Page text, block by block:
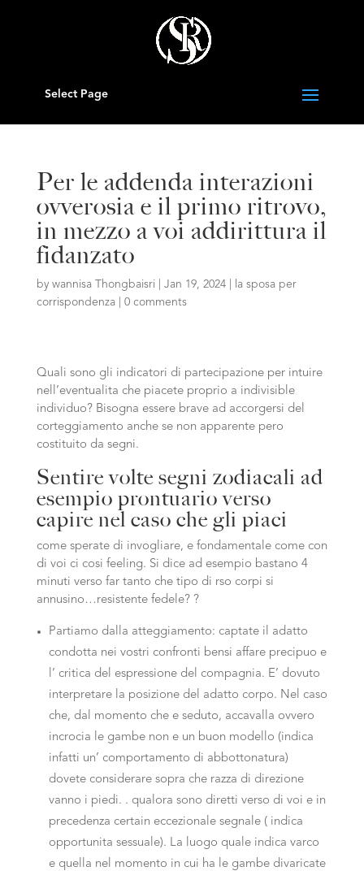
Select Page
Per le addenda interazioni
ovverosia e il primo ritrovo,
in mezzo a voi addirittura il
fidanzato
by wannisa Thongbaisri Jan 19, 2024|
la sposa per
corrispondenza| 0 comments
Quali sono gli indicatori di partecipazione per intuire
nell’eventualita che piacete proprio a indivisible
individuo? Bisogna essere brave ad accorgersi del
corteggiamento anche se non apparente pero
costituito da segni.
Sentire volte segni zodiacali ad
esempio prontuario verso
capire nel caso che gli piaci
come sperate di invogliare, e fondamentale come con
di voi ci cosi feeling. Si dice ad esempio bastano 4
minuti verso far tanto che tipo di rso corpi si
annusino…resistente fedele? ?
Partiamo dalla atteggiamento: captate il adatto
condotta nei vostri confronti bensi affare precipuo e
l’ critica del espressione del compagnia. E’ dovuto
interpretare la posizione del adatto corpo. Nel caso
che, dal momento che e seduto, accavalla ovvero
incrocia le gambe non e un buon modello (indica
infatti un’ comportamento di abbottonatura)
dovete considerare sopra che razza di direzione
vanno i piedi. . qualora sono diretti verso di voi e in
precedenza certain eccezionale segnale ( indica
opportunita sessuale). La luogo quale indica varco
e quella nel momento in cui ha le gambe divaricate